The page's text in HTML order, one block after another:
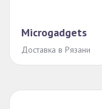
Microgadgets
Доставка в Рязани